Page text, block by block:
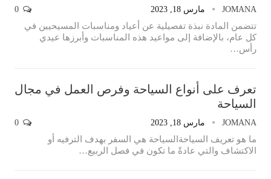
JOMANA مارس 18, 2023
تتضمن المادة نبذة تفصيلية عن أعياد ومناسبات المسيحيين في
كل عام، بالإضافة إلى مواعيد هذه المناسبات وأبرزها عيدي
رأس…
تعرف على أنواع السياحة وفرص العمل في مجال
السياحة
JOMANA مارس 18, 2023
ما هو تعريف السياحةالسياحة هي السفر بهدف الترفيه أو
الاكتشاف والتي عادةً ما تكون في فصل الربيع…